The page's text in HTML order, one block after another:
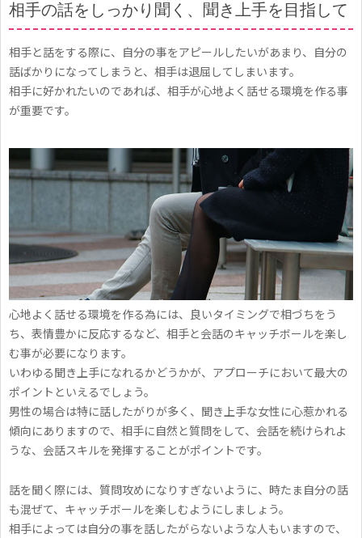
ゃ
た
ら
ど
う
す
相手の話をしっかり聞く、聞き上手を目指して
相手と話をする際に、自分の事をアピールしたいがあまり、自分の
話ばかりになってしまうと、相手は退屈してしまいます。
相手に好かれたいのであれば、相手が心地よく話せる環境を作る事
が重要です。
心地よく話せる環境を作る為には、良いタイミングで相づちをう
ち、表情豊かに反応するなど、相手と会話のキャッチボールを楽し
む事が必要になります。
いわゆる聞き上手になれるかどうかが、アプローチにおいて最大の
ポイントといえるでしょう。
男性の場合は特に話したがりが多く、聞き上手な女性に心惹かれる
傾向にありますので、相手に自然と質問をして、会話を続けられよ
うな、会話スキルを発揮することがポイントです。
話を聞く際には、質問攻めになりすぎないように、時たま自分の話
も混ぜて、キャッチボールを楽しむようにしましょう。
相手によっては自分の事を話したがらないような人もいますので、